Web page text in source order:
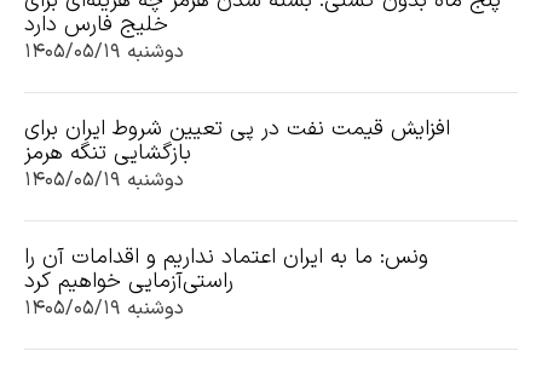
خلیج فارس دارد
دوشنبه ۱۴۰۵/۰۵/۱۹
افزایش قیمت نفت در پی تعیین شروط ایران برای
بازگشایی تنگه هرمز
دوشنبه ۱۴۰۵/۰۵/۱۹
ونس: ما به ایران اعتماد نداریم و اقدامات آن را
راستی‌آزمایی خواهیم کرد
دوشنبه ۱۴۰۵/۰۵/۱۹